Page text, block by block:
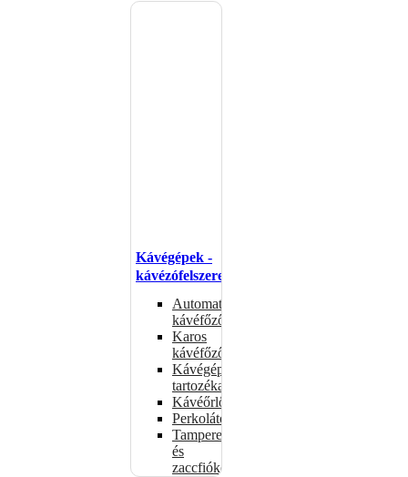
Kávégépek -
kávézófelszerelés
Automata
kávéfőzők
Karos
kávéfőzők
Kávégépek
tartozékai
Kávéőrlők
Perkolátorok
Tamperek
és
zaccfiókok